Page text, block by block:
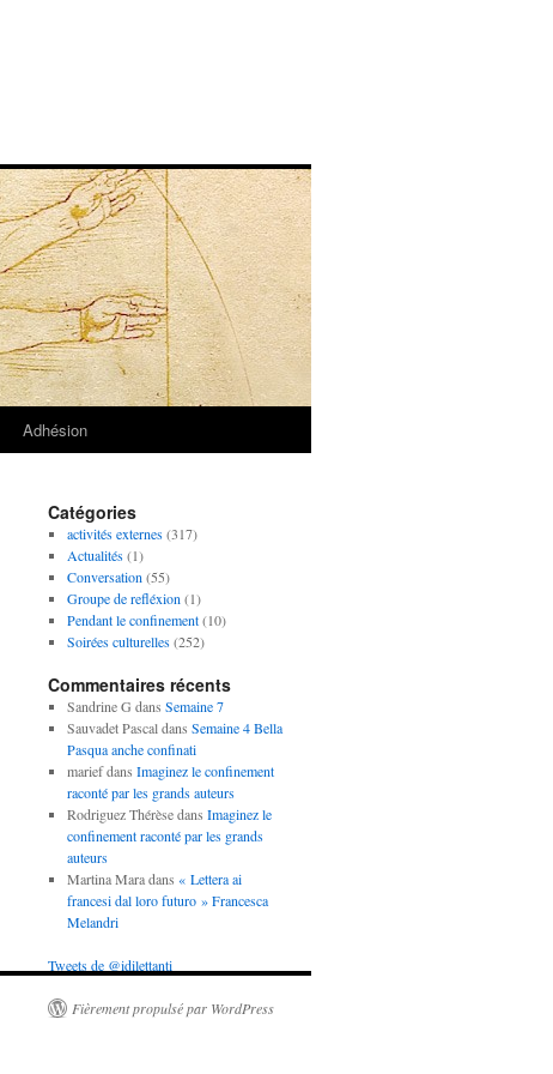
Adhésion
Catégories
activités externes(317)
Actualités(1)
Conversation (55)
Groupe de refléxion (1)
Pendant le confinement(10)
Soirées culturelles(252)
Commentaires récents
Sandrine G dans Semaine 7
Sauvadet Pascaldans Semaine 4 Bella
Pasqua anche confinati
mariefdans Imaginez le confinement
raconté par les grands auteurs
Rodriguez Thérèsedans Imaginez le
confinement raconté par les grands
auteurs
Martina Maradans « Lettera ai
francesi dal loro futuro » Francesca
Melandri
Tweets de @idilettanti
Fièrement propulsé par WordPress